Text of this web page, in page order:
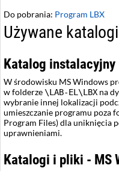
Do pobrania: Program LBX
Używane
Katalog instalacyjny
W środowisku MS Windows
w folderze\LAB-EL\LBX na
wybranie innej lokalizacji
umieszczanie programu poza
Program Files) dla uniknięcia
uprawnieniami.
Katalogi i pliki - MS